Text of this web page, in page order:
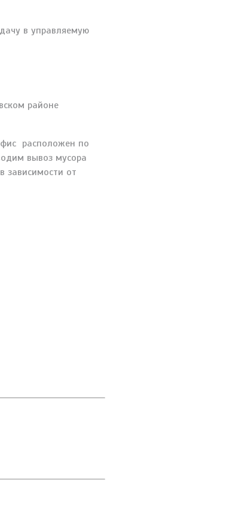
в управляемую
районе
расположен по
вывоз мусора
зависимости от